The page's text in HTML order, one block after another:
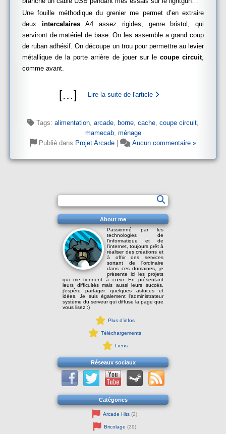
Une fouille méthodique du grenier me permet d’en extraire
deux intercalairesA4 assez rigides, genre bristol, qui
serviront de matériel de base. On les assemble a grand coup
de ruban adhésif. On découpe un trou pour permettre au levier
métallique de la porte arrière de jouer sur le coupe circuit,
comme avant.
[…] Lire la suite de l'article
Tags: alimentation, arcade, borne, cache, coupe circuit,
mamecab, ménage
Publié dans Projet Arcade Aucun commentaire »
About me
Passionné par les
technologies de
l'informatique et de
l'internet, toujours prêt à
réaliser des créations et
à offrir des services
sortant de l'ordinaire
dans ces domaines, je
présente ici les projets
qui me tiennent à cœur. En présentant
leurs difficultés mais aussi leurs succès,
j'espère partager quelques astuces et
idées. Je suis également l'administrateur
système du serveur qui diffuse la page que
vous lisez :)
Plus d'infos
Téléchargements
Liens
Réseaux sociaux
Catégories
Arcade Hits (2)
Bricolage (29)